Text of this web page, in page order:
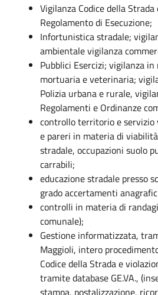
Vigilanza Codice della
Regolamento di Esecuzione;
Infortunistica stradale;
ambientale vigilanza
Pubblici Esercizi; vigilanza
mortuaria e veterinaria;
Polizia urbana e rurale,
Regolamenti e Ordinanze
controllo territorio e servizio
e pareri in materia di
stradale, occupazioni suolo
carrabili;
educazione stradale presso
grado accertamenti
controlli in materia di
comunale);
Gestione informatizzata,
Maggioli, intero
Codice della Strada e
tramite database GE.VA.,
stampa, postalizzazione,